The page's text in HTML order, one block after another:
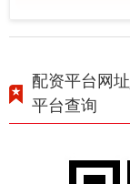
配资平台网
平台查询